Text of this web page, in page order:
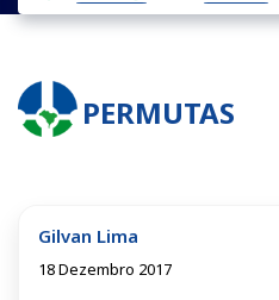
PERMUTAS
Gilvan Lima
18 Dezembro 2017